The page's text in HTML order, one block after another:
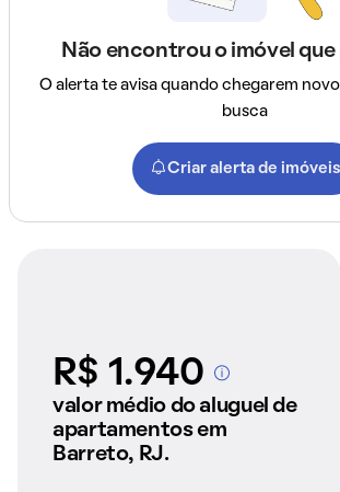
Não encontrou o imóvel
O alerta te avisa quando chegarem
busca
Criar alerta de imóveis
R$ 1.940A partir dos imóveis
anunciados pelo
QuintoAndar
valor médio do aluguel de
apartamentos em
Barreto, RJ.